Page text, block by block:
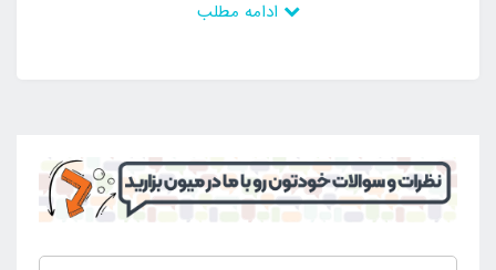
دو لایه بر روی هم می باشد و تشکیل دیواره و ساختمان
کرد. پمپ باد دستی بهترین گزینه برای راه اندازی این
محصول است که به وسیله نازل مناسب به دریچه ورود باد
بر روی بدنه متصل می شود و تولید باد را آغاز می کند. در
نهایت میزان باد مورد نیاز به بدنه وارد می شود و بدنه برای